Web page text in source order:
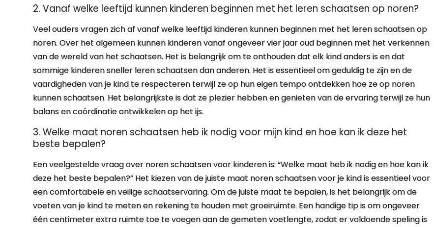
2. Vanaf welke leeftijd kunnen kinderen beginnen met het leren schaatsen op noren?
Veel ouders vragen zich af vanaf welke leeftijd kinderen kunnen beginnen met het leren schaatsen op
noren. Over het algemeen kunnen kinderen vanaf ongeveer vier jaar oud beginnen met het verkennen
van de wereld van het schaatsen. Het is belangrijk om te onthouden dat elk kind anders is en dat
sommige kinderen sneller leren schaatsen dan anderen. Het is essentieel om geduldig te zijn en de
vaardigheden van je kind te respecteren terwijl ze op hun eigen tempo ontdekken hoe ze op noren
kunnen schaatsen. Het belangrijkste is dat ze plezier hebben en genieten van de ervaring terwijl ze hun
balans en coördinatie ontwikkelen op het ijs.
3. Welke maat noren schaatsen heb ik nodig voor mijn kind en hoe kan ik deze het
beste bepalen?
Een veelgestelde vraag over noren schaatsen voor kinderen is: “Welke maat heb ik nodig en hoe kan ik
deze het beste bepalen?” Het kiezen van de juiste maat noren schaatsen voor je kind is essentieel voor
een comfortabele en veilige schaatservaring. Om de juiste maat te bepalen, is het belangrijk om de
voeten van je kind te meten en rekening te houden met groeiruimte. Een handige tip is om ongeveer
één centimeter extra ruimte toe te voegen aan de gemeten voetlengte, zodat er voldoende speling is